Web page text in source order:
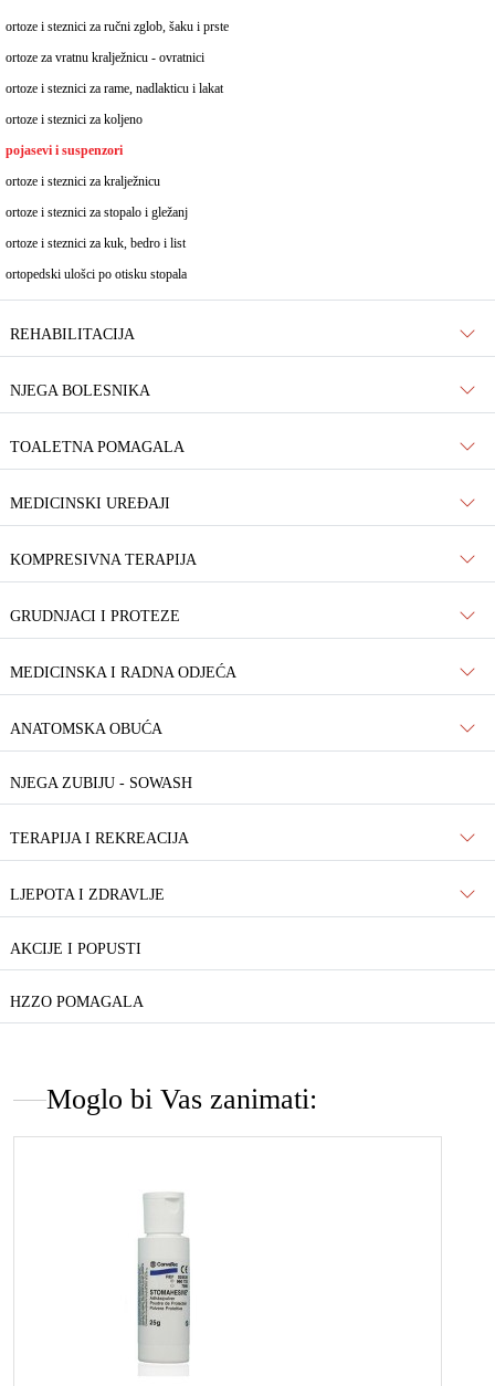
ortoze i steznici za ručni zglob, šaku i prste
ortoze za vratnu kralježnicu - ovratnici
ortoze i steznici za rame, nadlakticu i lakat
ortoze i steznici za koljeno
pojasevi i suspenzori
ortoze i steznici za kralježnicu
ortoze i steznici za stopalo i gležanj
ortoze i steznici za kuk, bedro i list
ortopedski ulošci po otisku stopala
REHABILITACIJA
NJEGA BOLESNIKA
TOALETNA POMAGALA
MEDICINSKI UREĐAJI
KOMPRESIVNA TERAPIJA
GRUDNJACI I PROTEZE
MEDICINSKA I RADNA ODJEĆA
ANATOMSKA OBUĆA
NJEGA ZUBIJU - SOWASH
TERAPIJA I REKREACIJA
LJEPOTA I ZDRAVLJE
AKCIJE I POPUSTI
HZZO POMAGALA
Moglo bi Vas zanimati: